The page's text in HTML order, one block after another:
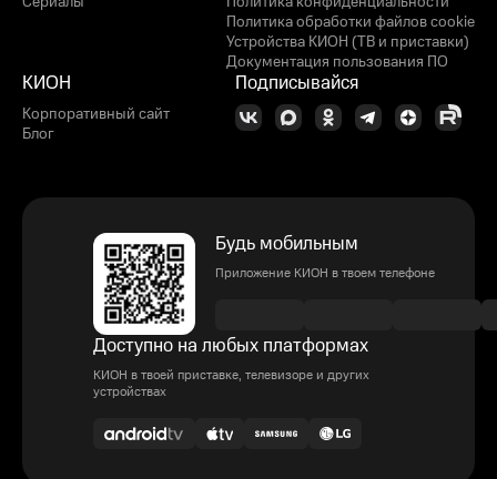
Политика обработки файлов cookie
Устройства КИОН (ТВ и приставки)
Документация пользования ПО
КИОН
Корпоративный сайт
Блог
Подписывайся
Будь мобильным
Приложение КИОН в твоем телефоне
Доступно на любых платформах
КИОН в твоей приставке, телевизоре и других
устройствах